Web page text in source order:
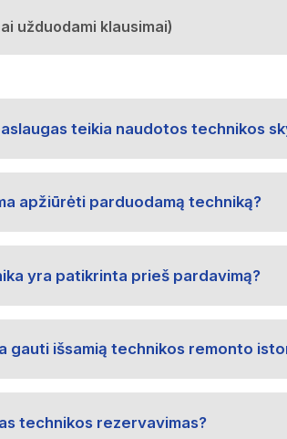
užduodami klausimai)
teikia naudotos technikos
apžiūrėti parduodamą techniką?
yra patikrinta prieš pardavimą?
gauti išsamią technikos remonto
technikos rezervavimas?